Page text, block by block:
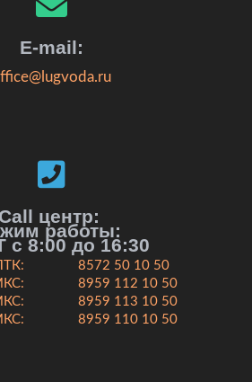
E-mail:
Call центр:
работы:
с 8:00 до 16:30
8572 50 10 50
8959 112 10 50
8959 113 10 50
8959 110 10 50